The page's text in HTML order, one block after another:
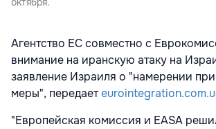
Агентство ЕС совместно с
внимание на иранскую атаку на
заявление Израиля о "намерении
меры", передает
"Европейская комиссия и EASA